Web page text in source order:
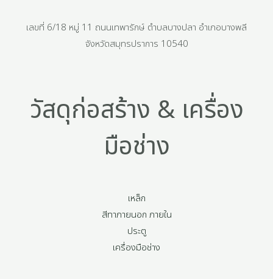
เลขที่ 6/18 หมู่ 11 ถนนเทพารักษ์ ตำบลบางปลา อำเภอบางพลี
จังหวัดสมุทรปราการ 10540
วัสดุก่อสร้าง & เครื่อง
มือช่าง
เหล็ก
สีทาภายนอก ภายใน
ประตู
เครื่องมือช่าง